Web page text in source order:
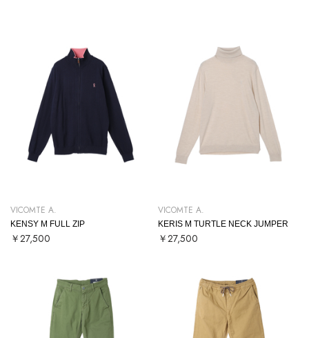
VICOMTE A.
KENSY M FULL ZIP
￥27,500
VICOMTE A.
KERIS M TURTLE NECK JUMPER
￥27,500